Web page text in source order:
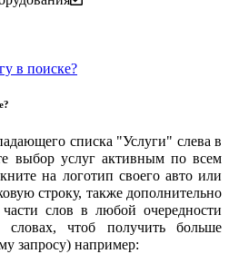
в поиске?
?
списка "Услуги" слева в
выбор услуг активным по всем
на логотип своего авто или
строку, также дополнительно
слов в любой очередности
чтоб получить больше
запросу) например: